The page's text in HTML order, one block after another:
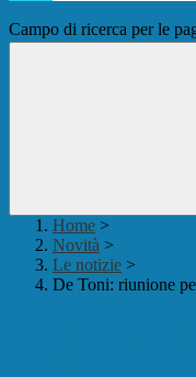
Campo di ricerca per le
Home >
Novità >
Le notizie >
De Toni: riunione